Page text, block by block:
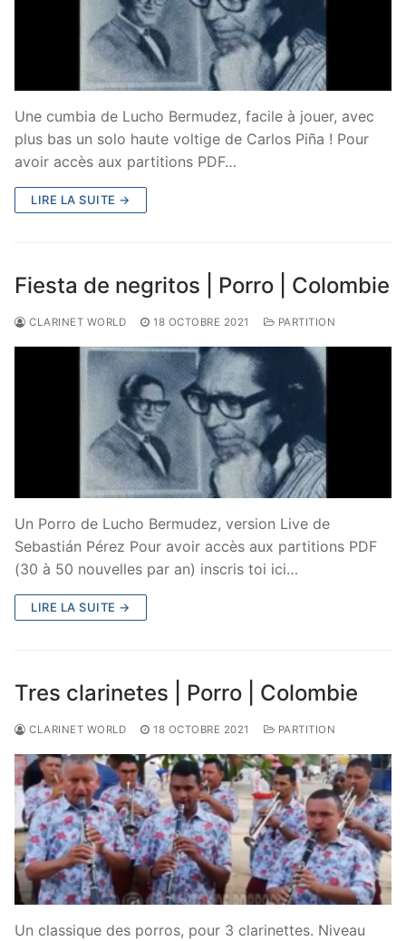
Une cumbia de Lucho Bermudez, facile à jouer, avec
plus bas un solo haute voltige de Carlos Piña ! Pour
avoir accès aux partitions PDF…
LIRE LA SUITE →
Fiesta de negritos | Porro | Colombie
CLARINET WORLD 18 OCTOBRE 2021 PARTITION
Un Porro de Lucho Bermudez, version Live de
Sebastián Pérez Pour avoir accès aux partitions PDF
(30 à 50 nouvelles par an) inscris toi ici…
LIRE LA SUITE →
Tres clarinetes | Porro | Colombie
CLARINET WORLD 18 OCTOBRE 2021 PARTITION
Un classique des porros, pour 3 clarinettes. Niveau